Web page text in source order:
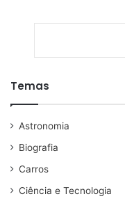
Temas
Astronomia
Biografia
Carros
Ciência e Tecnologia